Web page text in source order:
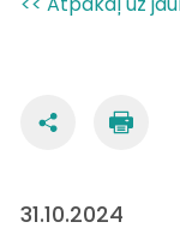
31.10.2024